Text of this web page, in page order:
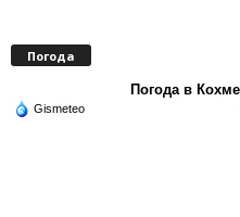
Погода
Погода в Кохме
Gismeteo